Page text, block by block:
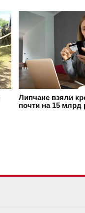
Липчане взяли
почти на 15 млрд